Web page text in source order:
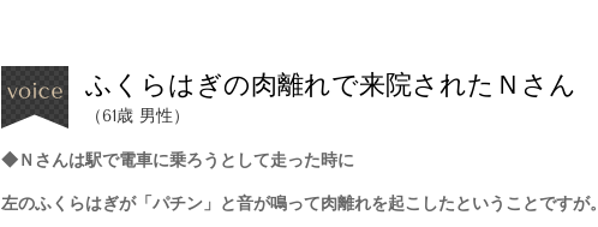
ふくらはぎの肉離れで来院されたＮさん
（61歳 男性）
◆Ｎさんは駅で電車に乗ろうとして走った時に
左のふくらはぎが「パチン」と音が鳴って肉離れを起こしたということですが。